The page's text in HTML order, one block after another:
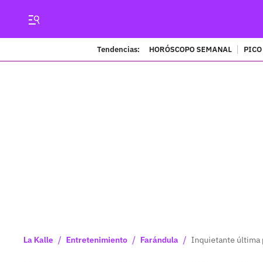
Tendencias: HORÓSCOPO SEMANAL
La Kalle / Entretenimiento / Farándula / Inquietante última